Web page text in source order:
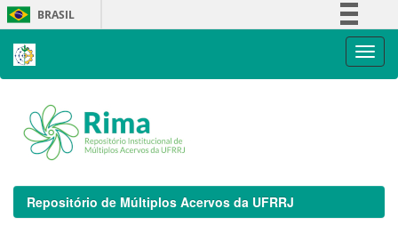
Skip
navigation
BRASIL
Repositório de Múltiplos Acervos da UFRRJ